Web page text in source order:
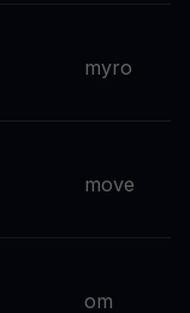
myro
move
om